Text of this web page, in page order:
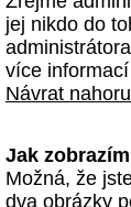
jej nikdo do
více
Návrat nahoru
Jak
Možná, že
dva obrázky